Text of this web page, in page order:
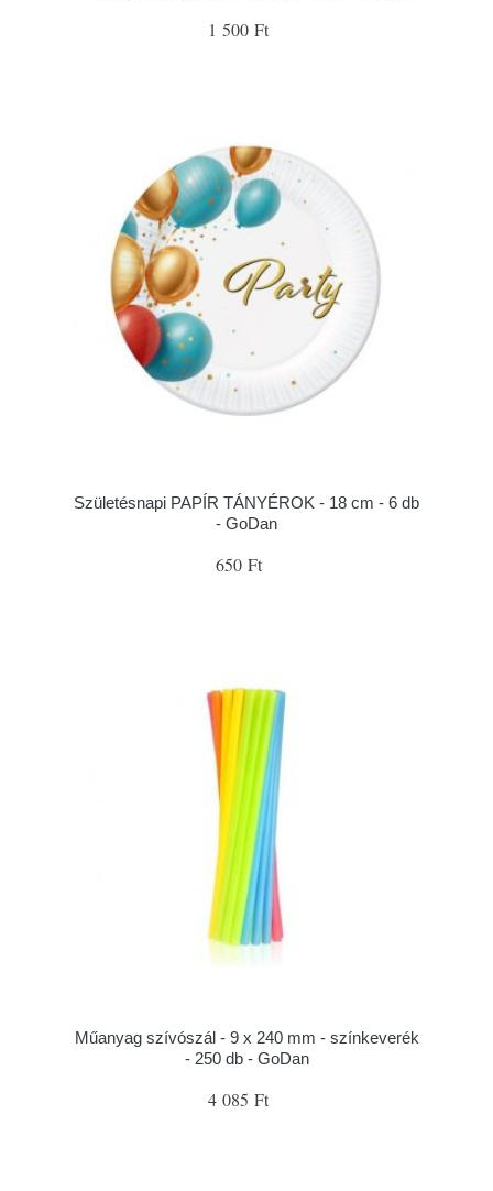
1 500 Ft
Születésnapi PAPÍR TÁNYÉROK - 18 cm - 6 db
- GoDan
650 Ft
Műanyag szívószál - 9 x 240 mm - színkeverék
- 250 db - GoDan
4 085 Ft